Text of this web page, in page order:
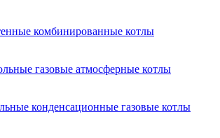
комбинированные котлы
газовые атмосферные котлы
конденсационные газовые котлы